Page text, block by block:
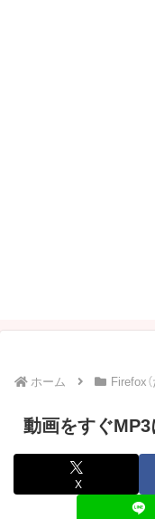
ホーム Firefox
動画をすぐMP3
X